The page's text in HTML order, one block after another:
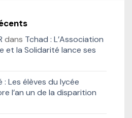
dans Tchad : L’Association
et la Solidarité lance ses
: Les élèves du lycée
l’an un de la disparition